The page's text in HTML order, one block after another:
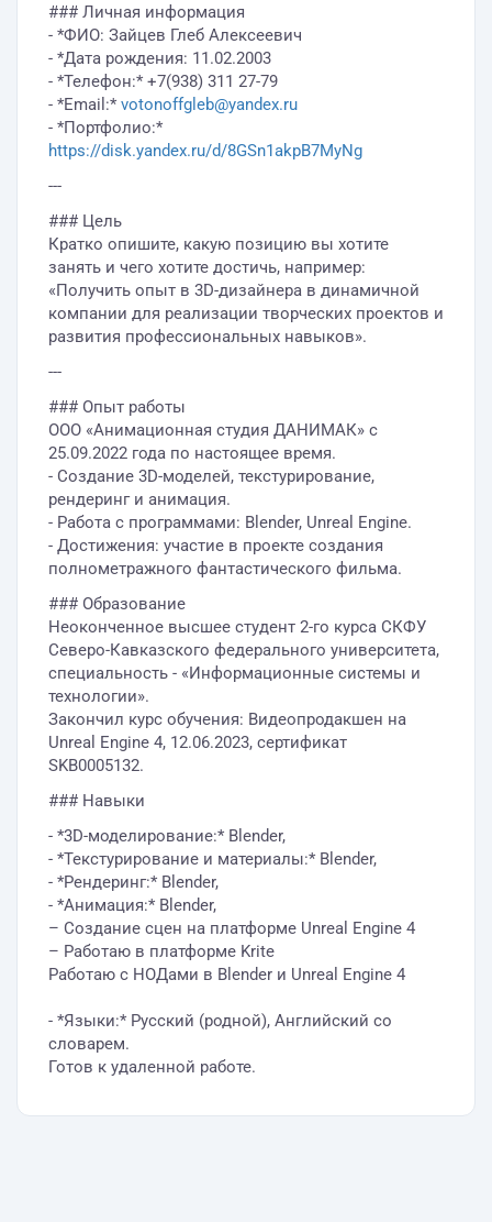
### Личная информация
- *ФИО: Зайцев Глеб Алексеевич
- *Дата рождения: 11.02.2003
- *Телефон:* +7(938) 311 27-79
- *Email:* votonoffgleb@yandex.ru
- *Портфолио:*
https://disk.yandex.ru/d/8GSn1akpB7MyNg
---
### Цель
Кратко опишите, какую позицию вы хотите
занять и чего хотите достичь, например:
«Получить опыт в 3D-дизайнера в динамичной
компании для реализации творческих проектов и
развития профессиональных навыков».
---
### Опыт работы
ООО «Анимационная студия ДАНИМАК» с
25.09.2022 года по настоящее время.
- Создание 3D-моделей, текстурирование,
рендеринг и анимация.
- Работа с программами: Blender, Unreal Engine.
- Достижения: участие в проекте создания
полнометражного фантастического фильма.
### Образование
Неоконченное высшее студент 2-го курса СКФУ
Северо-Кавказского федерального университета,
специальность - «Информационные системы и
технологии».
Закончил курс обучения: Видеопродакшен на
Unreal Engine 4, 12.06.2023, сертификат
SKB0005132.
### Навыки
- *3D-моделирование:* Blender,
- *Текстурирование и материалы:* Blender,
- *Рендеринг:* Blender,
- *Анимация:* Blender,
– Создание сцен на платформе Unreal Engine 4
– Работаю в платформе Krite
Работаю с НОДами в Blender и Unreal Engine 4
- *Языки:* Русский (родной), Английский со
словарем.
Готов к удаленной работе.